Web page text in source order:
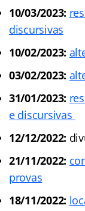
10/03/2023:
discursivas
10/02/2023:
03/02/2023:
31/01/2023:
e discursivas
12/12/2022:
21/11/2022:
provas
18/11/2022: